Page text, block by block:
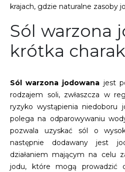
krajach, gdzie naturalne zasoby
Sól warzona
krótka
Sól warzona jodowana jest
rodzajem soli, zwłaszcza w
ryzyko wystąpienia niedoboru
polega na odparowywaniu
pozwala uzyskać sól o
następnie dodawany jest
działaniem mającym na celu
jodu, które mogą prowadzić